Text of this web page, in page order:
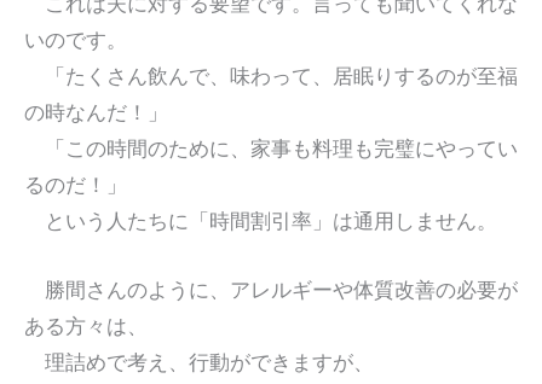
いのです。
「たくさん飲んで、味わって、居眠りするのが至福
の時なんだ！」
「この時間のために、家事も料理も完璧にやってい
るのだ！」
という人たちに「時間割引率」は通用しません。
勝間さんのように、アレルギーや体質改善の必要が
ある方々は、
理詰めで考え、行動ができますが、